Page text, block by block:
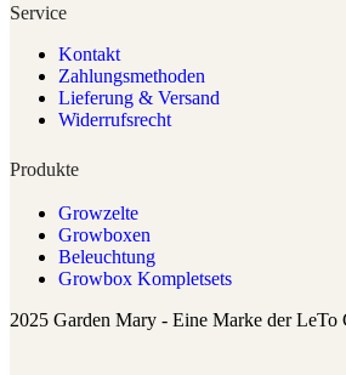
Service
Kontakt
Zahlungsmethoden
Lieferung & Versand
Widerrufsrecht
Produkte
Growzelte
Growboxen
Beleuchtung
Growbox Kompletsets
2025 Garden Mary - Eine Marke der LeTo